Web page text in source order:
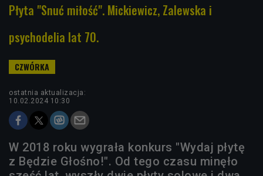
Płyta "Snuć miłość". Mickiewicz, Zalewska i
psychodelia lat 70.
ostatnia aktualizacja:
10.02.2024 10:30
W 2018 roku wygrała konkurs "Wydaj płytę
z Będzie Głośno!". Od tego czasu minęło